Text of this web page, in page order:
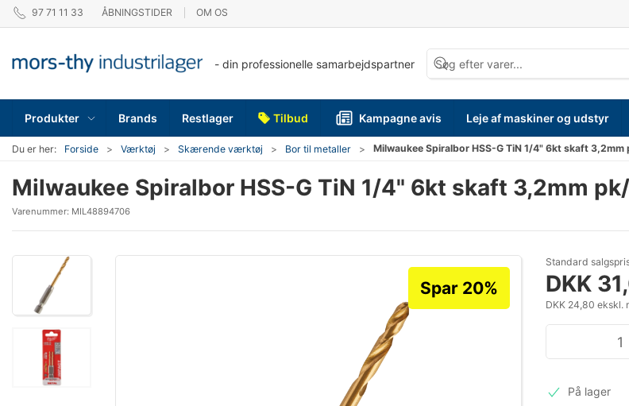
97 71 11 33 ÅBNINGSTIDER OM OS
- din professionelle samarbejdspartner
Produkter Brands Restlager Tilbud Kampagne avis Leje af maskiner og udstyr
Du er her: Forside Værktøj Skærende værktøj Bor til metaller Milwaukee Spiralbor HSS-G TiN 1/4" 6kt skaft 3,2mm
Milwaukee Spiralbor HSS-G TiN 1/4" 6kt skaft 3,2mm
Varenummer: MIL48894706
Spar 20%
Standard
DKK
DKK 24,80 ekskl.
På lager